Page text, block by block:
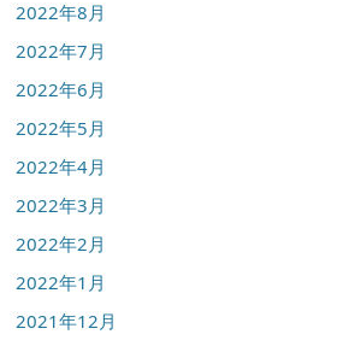
2022年8月
2022年7月
2022年6月
2022年5月
2022年4月
2022年3月
2022年2月
2022年1月
2021年12月